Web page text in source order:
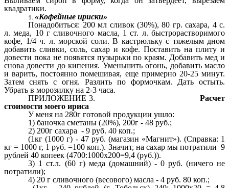
квадратики.
«Кофейные ириски»
Понадобиться: 200 мл сливок (30%), 80 гр. сахара, 4 с.
л. меда, 10 г сливочного масла, 1 ст. л. быстрорастворимого
кофе, 1/4 ч. л. морской соли. В кастрюльку с тяжелым дном
добавить сливки, соль, сахар и кофе. Поставить на плиту и
довести пока не появятся пузырьки по краям. Добавить мед и
снова довести до кипения. Уменьшить огонь, добавить масло
и варить, постоянно помешивая, еще примерно 20-25 минут.
Затем снять с огня. Разлить по формочкам. Дать остыть.
Убрать в морозилку на 2-3 часа.
ПРИЛОЖЕНИЕ 3. Расчет
стоимости моего ириса
У меня на 280г готовой продукции ушло:
1) баночка сметаны (20%), 200г - 48 руб.;
2) 200г сахара - 9 руб. 40 коп.;
(1кг (1000 г) - 47 руб. (магазин «Магнит»). (Справка: 1
кг = 1000 г, 1 руб. =100 коп.). Значит, на сахар мы потратили 9
рублей 40 копеек (4700:1000х200=9,4 (руб.)).
3) 1 ст.л. (60 г) меда (домашний) - 0 руб. (ничего не
потратили);
4) 20 г сливочного (весового) масла - 4 руб. 80 коп.;